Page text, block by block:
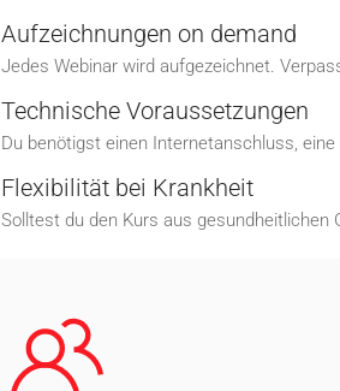
Aufzeichnungen on demand
Jedes Webinar wird aufgezeichnet.
Technische Voraussetzungen
Du benötigst einen Internetanschluss,
Flexibilität bei Krankheit
Solltest du den Kurs aus gesundheitlichen